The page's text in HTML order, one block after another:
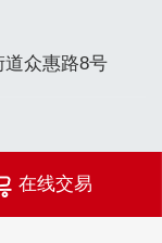
众惠路8号
公司 All Rights
号-2
在线交易